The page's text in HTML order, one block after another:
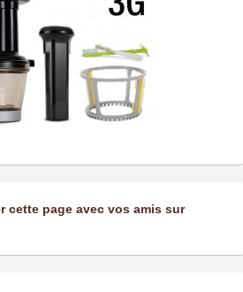
cette page avec vos amis sur